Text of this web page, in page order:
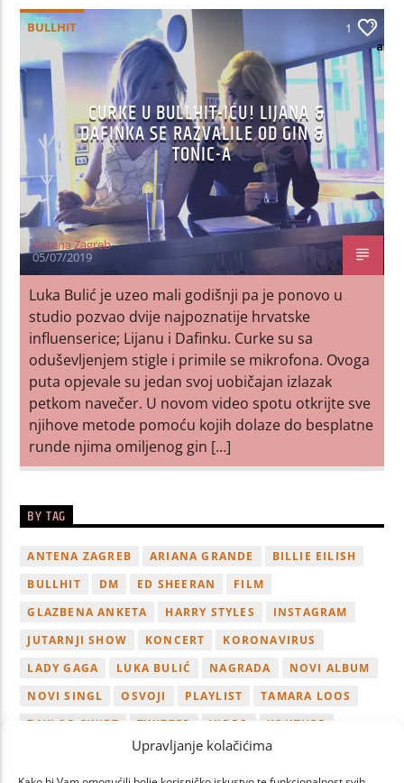
Upravljanje kolačićima
BULLHIT 1
CURKE U BULLHIT-IĆU! LIJANA &
DAFINKA SE RAZVALILE OD GIN &
TONIC-A
Antena Zagreb
05/07/2019
Luka Bulić je uzeo mali godišnji pa je ponovo u
studio pozvao dvije najpoznatije hrvatske
influenserice; Lijanu i Dafinku. Curke su sa
oduševljenjem stigle i primile se mikrofona. Ovoga
puta opjevale su jedan svoj uobičajan izlazak
petkom navečer. U novom video spotu otkrijte sve
njihove metode pomoću kojih dolaze do besplatne
runde njima omiljenog gin […]
BY TAG
ANTENA ZAGREB ARIANA GRANDE
BILLIE EILISH
BULLHIT
DM ED SHEERAN
FILM
GLAZBENA ANKETA
HARRY STYLES
INSTAGRAM
JUTARNJI SHOW
KONCERT
KORONAVIRUS
LADY GAGA
LUKA BULIĆ NAGRADA
NOVI ALBUM
NOVI SINGL
OSVOJI PLAYLIST
TAMARA LOOS
TAYLOR SWIFT
TWITTER VIDEO
YOUTUBE